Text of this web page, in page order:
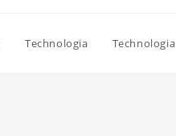
Technologia Technologia